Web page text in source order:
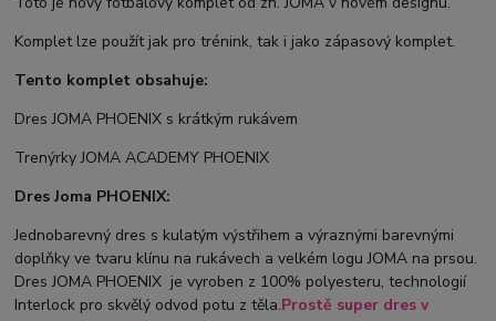
Komplet lze použít jak pro trénink, tak i jako zápasový komplet.
Tento komplet obsahuje:
Dres JOMA PHOENIX s krátkým rukávem
Trenýrky JOMA ACADEMY PHOENIX
Dres Joma PHOENIX:
Jednobarevný dres s kulatým výstřihem a výraznými barevnými
doplňky ve tvaru klínu na rukávech a velkém logu JOMA na prsou.
Dres JOMA PHOENIX je vyroben z 100% polyesteru, technologií
Interlock pro skvělý odvod potu z těla.Prostě super dres v